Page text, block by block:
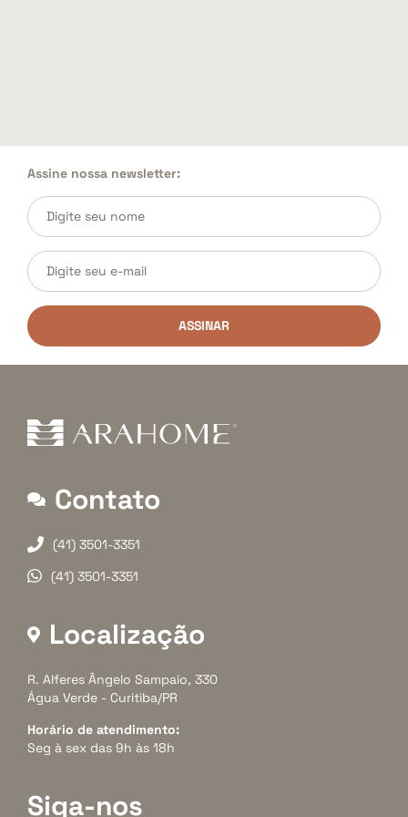
Assine nossa newsletter:
ASSINAR
Contato
(41) 3501-3351
(41) 3501-3351
Localização
R. Alferes Ângelo Sampaio, 330
Água Verde - Curitiba/PR
Horário de atendimento:
Seg à sex das 9h às 18h
Siga-nos